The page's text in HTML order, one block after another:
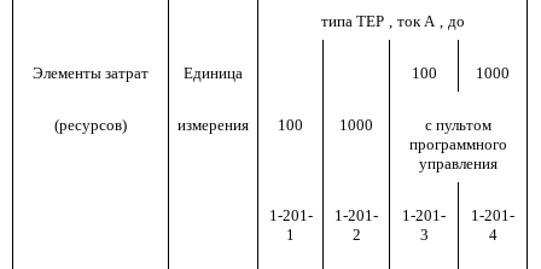
типа ТЕР ток А до
Элементы затрат Единица 100 1000
(ресурсов) измерения 100 1000
с пультом
программного
управления
1-201-
1
1-201-
2
1-201-
3
1-201-
4